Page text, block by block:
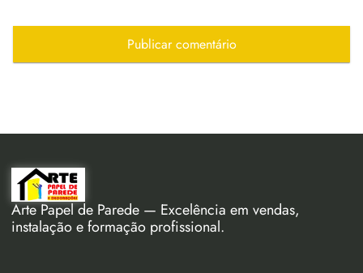
Arte Papel de Parede — Excelência em vendas,
instalação e formação profissional.